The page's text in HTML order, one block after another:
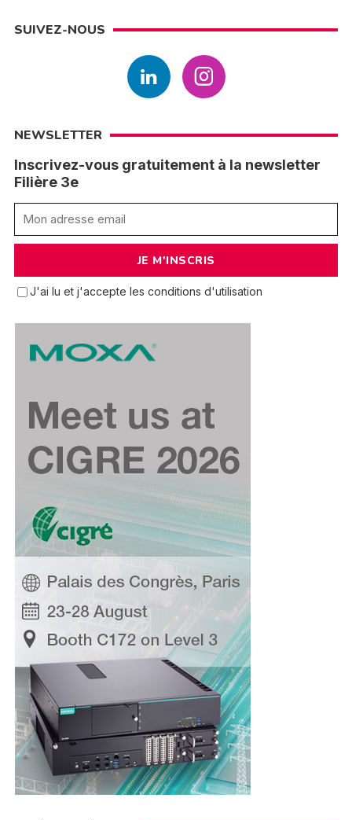
SUIVEZ-NOUS
NEWSLETTER
Inscrivez-vous gratuitement à la newsletter
Filière 3e
J'ai lu et j'accepte les conditions d'utilisation